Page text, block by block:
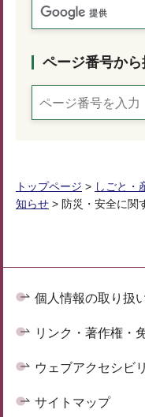
ページ番号から
トップページ > しごと・
知らせ > 防災・安全に関
個人情報の取り扱
リンク・著作権・
ウェブアクセシビ
サイトマップ